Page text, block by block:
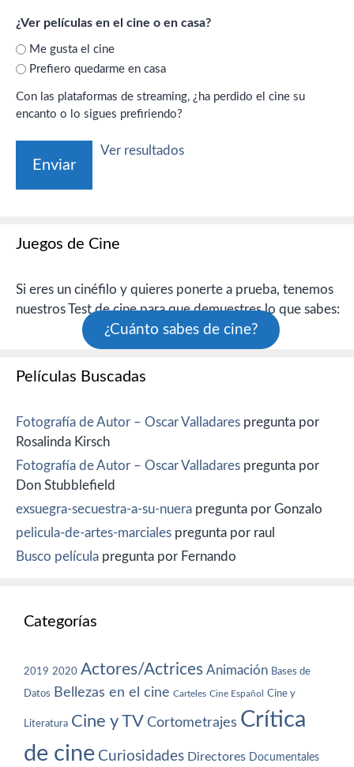
¿Ver películas en el cine o en casa?
Me gusta el cine
Prefiero quedarme en casa
Con las plataformas de streaming, ¿ha perdido el cine su
encanto o lo sigues prefiriendo?
Ver resultados
Juegos de Cine
Si eres un cinéfilo y quieres ponerte a prueba, tenemos
nuestros Test de cine para que demuestres lo que sabes:
¿Cuánto sabes de cine?
Películas Buscadas
Fotografía de Autor – Oscar Valladares pregunta por
Rosalinda Kirsch
Fotografía de Autor – Oscar Valladares pregunta por
Don Stubblefield
exsuegra-secuestra-a-su-nuera pregunta por Gonzalo
pelicula-de-artes-marciales pregunta por raul
Busco película pregunta por Fernando
Categorías
2019 2020 Actores/Actrices Animación Bases de
Datos Bellezas en el cine Carteles Cine Español Cine y
Literatura Cine y TV Cortometrajes Crítica
de cine Curiosidades Directores Documentales